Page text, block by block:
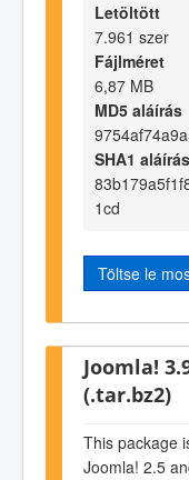
Letöltött
7.961 szer
Fájlméret
6,87 MB
MD5 aláírás
SHA1 aláírás
1cd
Töltse le
Joomla!
(.tar.bz2)
This package
Joomla! 2.5